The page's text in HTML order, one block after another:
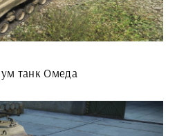
танк Омеда